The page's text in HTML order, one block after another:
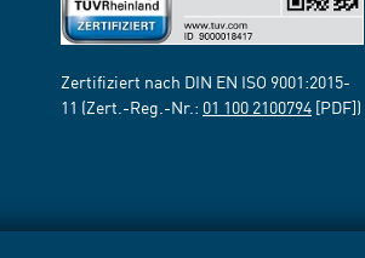
Zertifiziert nach DIN EN ISO 9001:2015-
11 (Zert.-Reg.-Nr.: 01 100 2100794 [PDF])